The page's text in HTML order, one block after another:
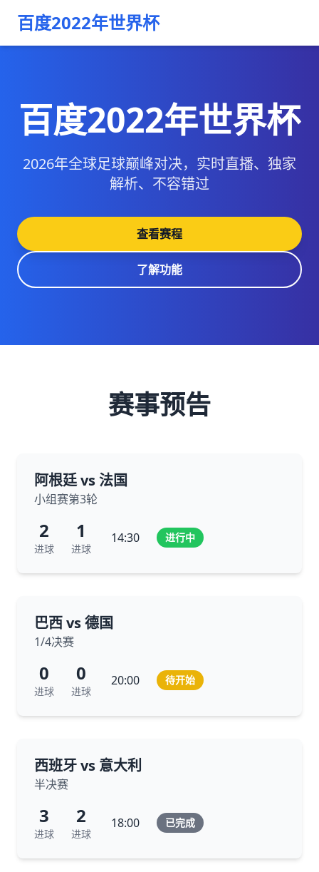
百度2022年世界杯
百度2022年世界杯
2026年全球足球巅峰对决，实时直播、独家
解析、不容错过
查看赛程
了解功能
赛事预告
阿根廷 vs 法国
小组赛第3轮
2
进球
1
进球
14:30 进行中
巴西 vs 德国
1/4决赛
0
进球
0
进球
20:00 待开始
西班牙 vs 意大利
半决赛
3
进球
2
进球
18:00 已完成